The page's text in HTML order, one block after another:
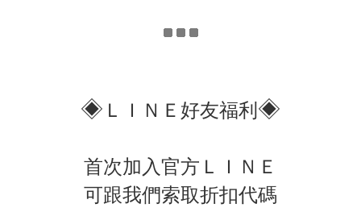
◈ ＬＩＮＥ好友福利◈
首次加入官方ＬＩＮＥ
可跟我們索取折扣代碼